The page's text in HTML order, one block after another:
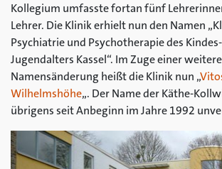
Kollegium umfasste fortan fünf
Lehrer. Die Klinik erhielt nun den Namen
Psychiatrie und Psychotherapie des
Jugendalters Kassel“. Im Zuge einer
Namensänderung heißt die Klinik nun „
Wilhelmshöhe„. Der Name der Käthe-
übrigens seit Anbeginn im Jahre 1992